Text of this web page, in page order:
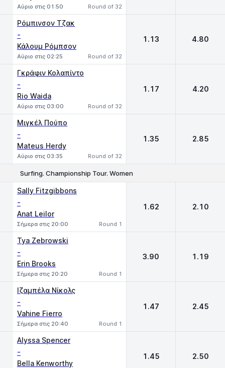
Αύριο στις 01:50 Round of 32
Ρόμπινσον Τζακ
-
Κάλουμ Ρόμπσον
Αύριο στις 02:25 Round of 32
1.13 4.80
Γκράφιν Κολαπίντο
-
Rio Waida
Αύριο στις 03:00 Round of 32
1.17 4.20
Μιγκέλ Πούπο
-
Mateus Herdy
Αύριο στις 03:35 Round of 32
1.35 2.85
Surfing. Championship Tour. Women
Sally Fitzgibbons
-
Anat Leilor
Σήμερα στις 20:00 Round 1
1.62 2.10
Tya Zebrowski
-
Erin Brooks
Σήμερα στις 20:20 Round 1
3.90 1.19
Ιζαμπέλα Νίκολς
-
Vahine Fierro
Σήμερα στις 20:40 Round 1
1.47 2.45
Alyssa Spencer
-
Bella Kenworthy
1.45 2.50